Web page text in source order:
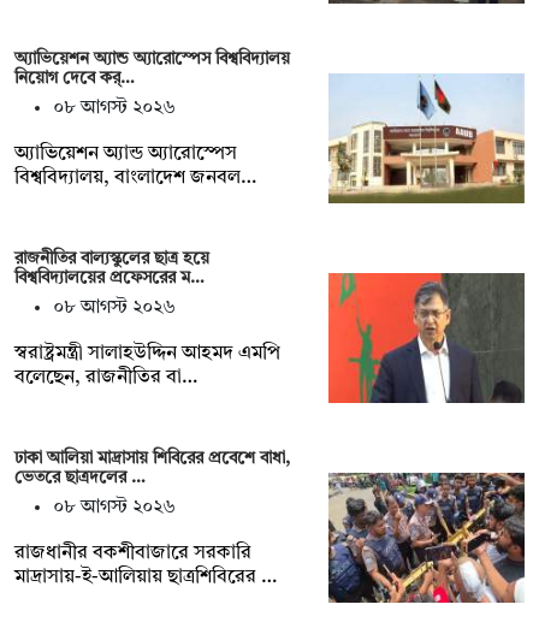
অ্যাভিয়েশন অ্যান্ড অ্যারোস্পেস বিশ্ববিদ্যালয়
নিয়োগ দেবে কর্…
০৮ আগস্ট ২০২৬
অ্যাভিয়েশন অ্যান্ড অ্যারোস্পেস
বিশ্ববিদ্যালয়, বাংলাদেশ জনবল…
রাজনীতির বাল্যস্কুলের ছাত্র হয়ে
বিশ্ববিদ্যালয়ের প্রফেসরের ম…
০৮ আগস্ট ২০২৬
স্বরাষ্ট্রমন্ত্রী সালাহউদ্দিন আহমদ এমপি
বলেছেন, রাজনীতির বা…
ঢাকা আলিয়া মাদ্রাসায় শিবিরের প্রবেশে বাধা,
ভেতরে ছাত্রদলের …
০৮ আগস্ট ২০২৬
রাজধানীর বকশীবাজারে সরকারি
মাদ্রাসায়-ই-আলিয়ায় ছাত্রশিবিরের …